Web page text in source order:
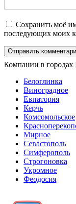
Сохранить моё
последующих моих
Компании в
Белоглинка
Виноградное
Евпатория
Керчь
Комсомольское
Мирное
Севастополь
Симферополь
Строгоновка
Укромное
Феодосия